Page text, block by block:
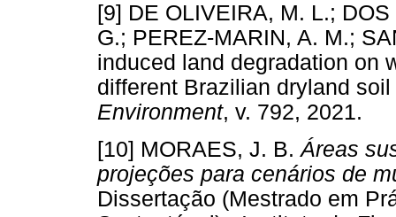
[9] DE OLIVEIRA, M. L.;
G.; PEREZ-MARIN, A. M.;
induced land degradation on
different Brazilian dryland
Environment, v. 792,
[10] MORAES, J. B.Áreas
projeções para cenários de
Dissertação (Mestrado em